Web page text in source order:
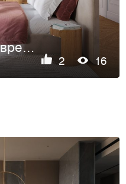
Спальня в стиле современная классика
2 16